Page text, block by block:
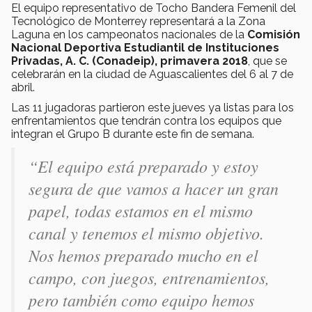
El equipo representativo de Tocho Bandera Femenil del
Tecnológico de Monterrey representará a la Zona
Laguna en los campeonatos nacionales de la Comisión
Nacional Deportiva Estudiantil de Instituciones
Privadas, A. C. (Conadeip), primavera 2018 , que se
celebrarán en la ciudad de Aguascalientes del 6 al 7 de
abril.
Las 11 jugadoras partieron este jueves ya listas para los
enfrentamientos que tendrán contra los equipos que
integran el Grupo B durante este fin de semana.
“El equipo está preparado y estoy
segura de que vamos a hacer un gran
papel, todas estamos en el mismo
canal y tenemos el mismo objetivo.
Nos hemos preparado mucho en el
campo, con juegos, entrenamientos,
pero también como equipo hemos